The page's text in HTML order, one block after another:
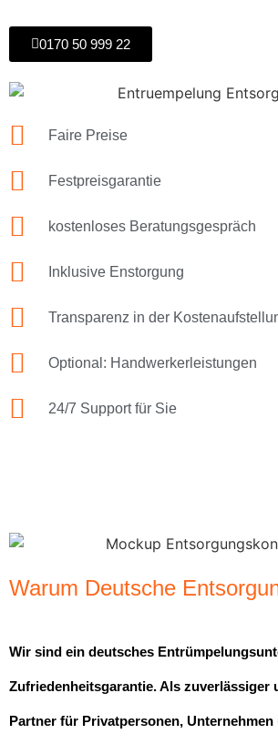
0170 50 999 22
Faire Preise
Festpreisgarantie
kostenloses Beratungsgespräch
Inklusive Enstorgung
Transparenz in der
Optional: Handwerkerleistungen
24/7 Support für Sie
Warum Deutsche
Wir sind ein deutsches
Zufriedenheitsgarantie. Als zuverlässiger
Partner für Privatpersonen,